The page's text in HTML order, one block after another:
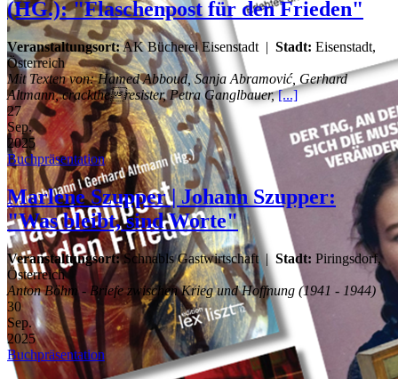
(HG.): "Flaschenpost für den Frieden"
Veranstaltungsort:AK Bücherei Eisenstadt | Stadt: Eisenstadt,
Österreich
Mit Texten von: Hamed Abboud, Sanja Abramović, Gerhard
Altmann, cracktheresister, Petra Ganglbauer, [...]
27
Sep.
2025
Buchpräsentation
Marlene Szupper | Johann Szupper:
"Was bleibt, sind Worte"
Veranstaltungsort:Schnabls Gastwirtschaft | Stadt: Piringsdorf,
Österreich
Anton Böhm - Briefe zwischen Krieg und Hoffnung (1941 - 1944)
30
Sep.
2025
Buchpräsentation